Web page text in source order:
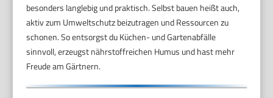
besonders langlebig und praktisch. Selbst bauen heißt auch,
aktiv zum Umweltschutz beizutragen und Ressourcen zu
schonen. So entsorgst du Küchen- und Gartenabfälle
sinnvoll, erzeugst nährstoffreichen Humus und hast mehr
Freude am Gärtnern.